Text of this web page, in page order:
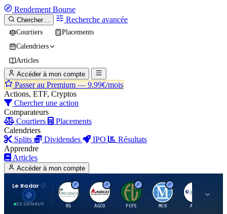
Rendement Bourse
Chercher… Recherche avancée
Courtiers
Placements
Calendriers
Articles
Accéder à mon compte
Passer au Premium — 9.99€/mois
Actions, ETF, Cryptos
Chercher une action
Comparateurs
Courtiers
Placements
Calendriers
Splits
Dividendes IPO
Résultats
Apprendre
Articles
Accéder à mon compte
Le Radar
20 SIGNAUX
R
RS
A
AGCO
F
FCFS
M
MCO
A
AIT